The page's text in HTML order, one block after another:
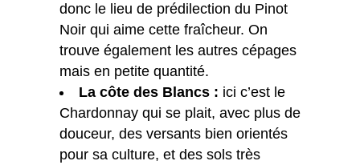
donc le lieu de prédilection du Pinot
Noir qui aime cette fraîcheur. On
trouve également les autres cépages
mais en petite quantité.
La côte des Blancs : ici c’est le
Chardonnay qui se plait, avec plus de
douceur, des versants bien orientés
pour sa culture, et des sols très